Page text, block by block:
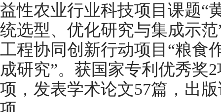
益性农业行业科技项目课题“
统选型、优化研究与集成示
工程协同创新行动项目“粮食
成研究”。获国家专利优秀奖
项，发表学术论文57篇，出